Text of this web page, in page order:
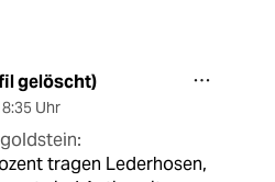
gelöscht)
Uhr
tragen Lederhosen,